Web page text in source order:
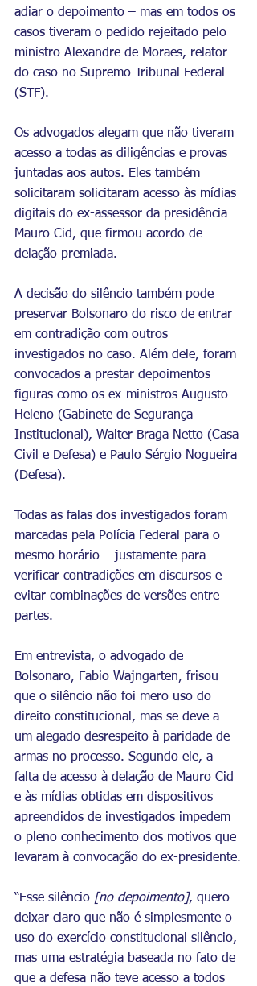
adiar o depoimento – mas em todos os
casos tiveram o pedido rejeitado pelo
ministro Alexandre de Moraes, relator
do caso no Supremo Tribunal Federal
(STF).
Os advogados alegam que não tiveram
acesso a todas as diligências e provas
juntadas aos autos. Eles também
solicitaram solicitaram acesso às mídias
digitais do ex-assessor da presidência
Mauro Cid, que firmou acordo de
delação premiada.
A decisão do silêncio também pode
preservar Bolsonaro do risco de entrar
em contradição com outros
investigados no caso. Além dele, foram
convocados a prestar depoimentos
figuras como os ex-ministros Augusto
Heleno (Gabinete de Segurança
Institucional), Walter Braga Netto (Casa
Civil e Defesa) e Paulo Sérgio Nogueira
(Defesa).
Todas as falas dos investigados foram
marcadas pela Polícia Federal para o
mesmo horário – justamente para
verificar contradições em discursos e
evitar combinações de versões entre
partes.
Em entrevista, o advogado de
Bolsonaro, Fabio Wajngarten, frisou
que o silêncio não foi mero uso do
direito constitucional, mas se deve a
um alegado desrespeito à paridade de
armas no processo. Segundo ele, a
falta de acesso à delação de Mauro Cid
e às mídias obtidas em dispositivos
apreendidos de investigados impedem
o pleno conhecimento dos motivos que
levaram à convocação do ex-presidente.
“Esse silêncio [no depoimento], quero
deixar claro que não é simplesmente o
uso do exercício constitucional silêncio,
mas uma estratégia baseada no fato de
que a defesa não teve acesso a todos